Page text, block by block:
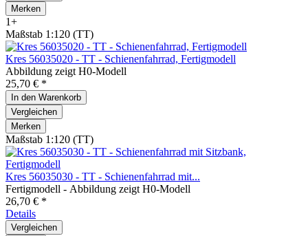
Merken
1+
Maßstab 1:120 (TT)
Kres 56035020 - TT - Schienenfahrrad, Fertigmodell
Abbildung zeigt H0-Modell
25,70 € *
In den Warenkorb
Vergleichen
Merken
Maßstab 1:120 (TT)
Kres 56035030 - TT - Schienenfahrrad mit...
Fertigmodell - Abbildung zeigt H0-Modell
26,70 € *
Details
Vergleichen